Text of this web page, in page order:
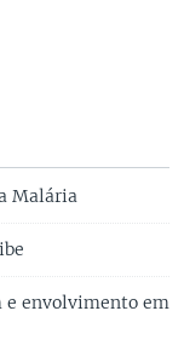
Malária
e envolvimento em